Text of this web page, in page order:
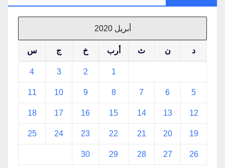
أبريل 2020
د ن ث أرب خ ج س
1
2
3
4
5
6
7
8
9
10
11
12
13
14
15
16
17
18
19
20
21
22
23
24
25
26
27
28
29
30